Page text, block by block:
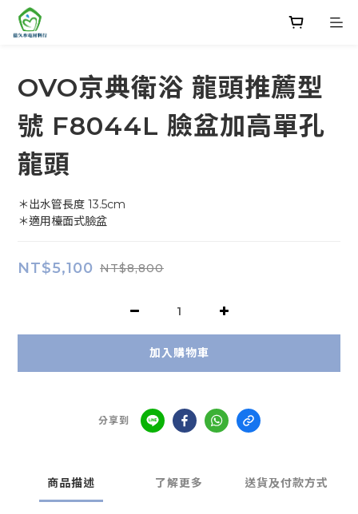
OVO京典衛浴 龍頭推薦型
號 F8044L 臉盆加高單孔
龍頭
＊出水管長度 13.5cm
＊適用檯面式臉盆
NT$5,100 NT$8,800
加入購物車
分享到
商品描述 了解更多 送貨及付款方式